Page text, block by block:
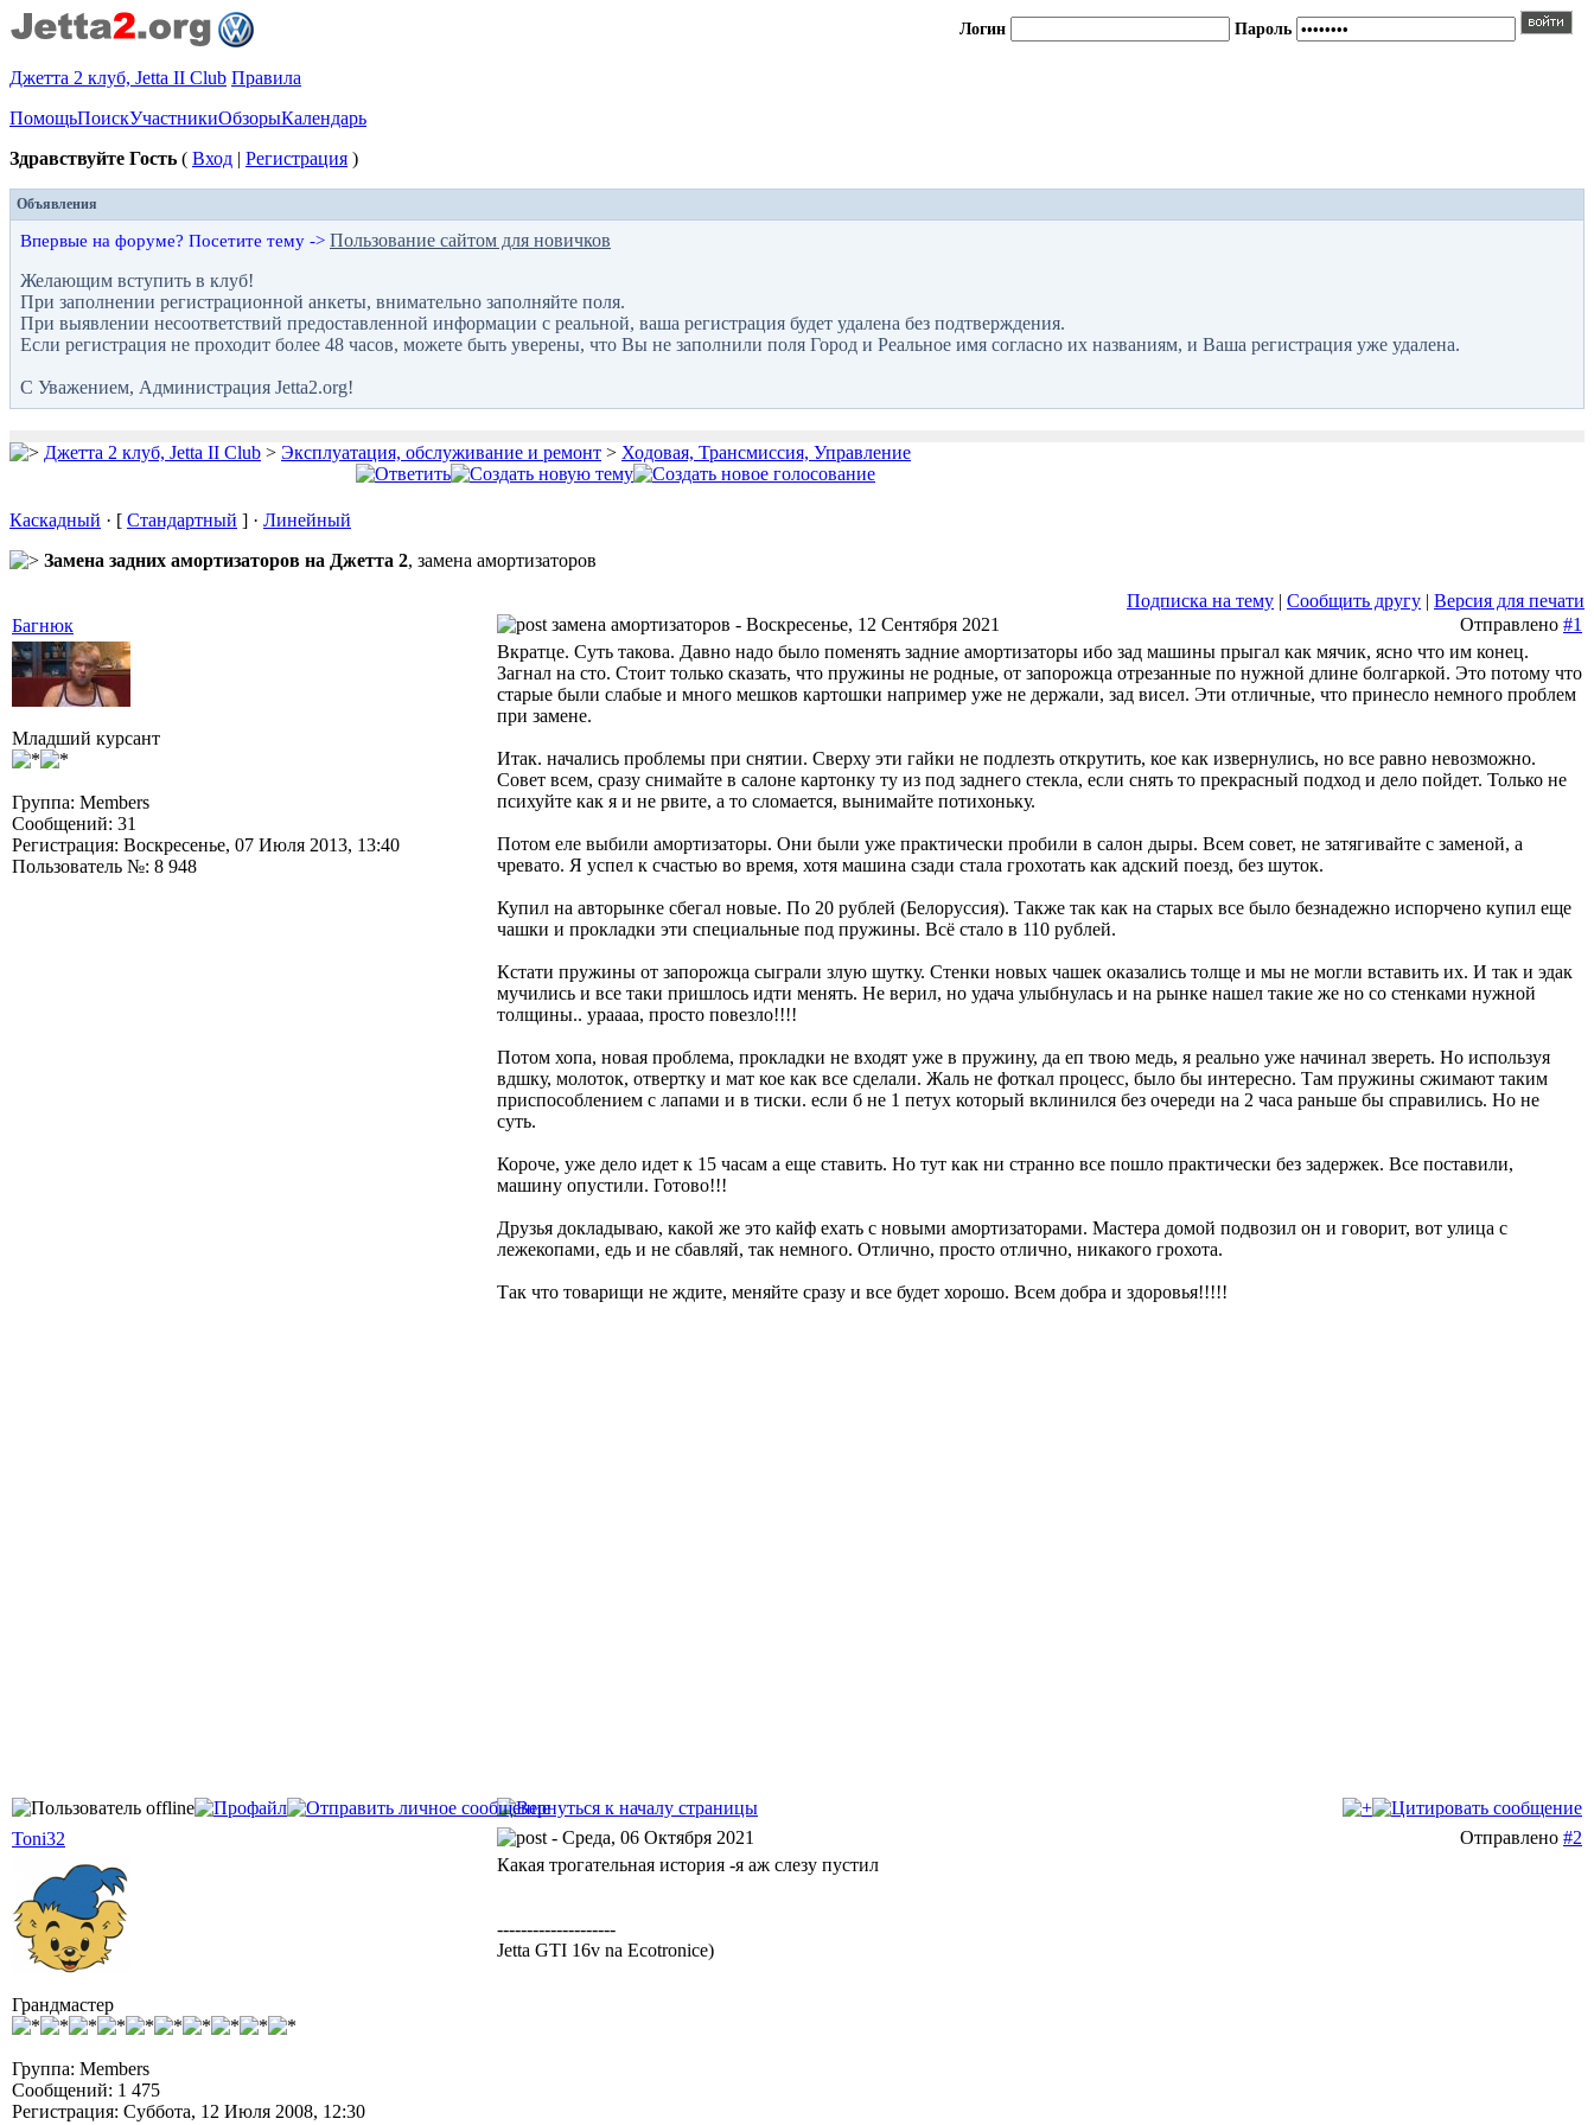
Логин Пароль
Джетта 2 клуб, Jetta II Club Правила
ПомощьПоискУчастникиОбзорыКалендарь
Здравствуйте Гость ( Вход | Регистрация )
Объявления
Впервые на форуме? Посетите тему -> Пользование сайтом для новичков
Желающим вступить в клуб!
При заполнении регистрационной анкеты, внимательно заполняйте поля.
При выявлении несоответствий предоставленной информации с реальной, ваша регистрация будет удалена без подтверждения.
Если регистрация не проходит более 48 часов, можете быть уверены, что Вы не заполнили поля Город и Реальное имя согласно их названиям, и Ваша регистрация уже удалена.
С Уважением, Администрация Jetta2.org!
Джетта 2 клуб, Jetta II Club > Эксплуатация, обслуживание и ремонт > Ходовая, Трансмиссия, Управление
Каскадный · [ Стандартный ] · Линейный
Замена задних амортизаторов на Джетта 2, замена амортизаторов
Подписка на тему | Сообщить другу | Версия для печати
Багнюк
замена амортизаторов - Воскресенье, 12 Сентября 2021 Отправлено #1
Младший курсант
Группа: Members
Сообщений: 31
Регистрация: Воскресенье, 07 Июля 2013, 13:40
Пользователь №: 8 948
Вкратце. Суть такова. Давно надо было поменять задние амортизаторы ибо зад машины прыгал как мячик, ясно что им конец.
Загнал на сто. Стоит только сказать, что пружины не родные, от запорожца отрезанные по нужной длине болгаркой. Это потому что
старые были слабые и много мешков картошки например уже не держали, зад висел. Эти отличные, что принесло немного проблем
при замене.
Итак. начались проблемы при снятии. Сверху эти гайки не подлезть открутить, кое как извернулись, но все равно невозможно.
Совет всем, сразу снимайте в салоне картонку ту из под заднего стекла, если снять то прекрасный подход и дело пойдет. Только не
психуйте как я и не рвите, а то сломается, вынимайте потихоньку.
Потом еле выбили амортизаторы. Они были уже практически пробили в салон дыры. Всем совет, не затягивайте с заменой, а
чревато. Я успел к счастью во время, хотя машина сзади стала грохотать как адский поезд, без шуток.
Купил на авторынке сбегал новые. По 20 рублей (Белоруссия). Также так как на старых все было безнадежно испорчено купил еще
чашки и прокладки эти специальные под пружины. Всё стало в 110 рублей.
Кстати пружины от запорожца сыграли злую шутку. Стенки новых чашек оказались толще и мы не могли вставить их. И так и эдак
мучились и все таки пришлось идти менять. Не верил, но удача улыбнулась и на рынке нашел такие же но со стенками нужной
толщины.. ураааа, просто повезло!!!!
Потом хопа, новая проблема, прокладки не входят уже в пружину, да еп твою медь, я реально уже начинал звереть. Но используя
вдшку, молоток, отвертку и мат кое как все сделали. Жаль не фоткал процесс, было бы интересно. Там пружины сжимают таким
приспособлением с лапами и в тиски. если б не 1 петух который вклинился без очереди на 2 часа раньше бы справились. Но не
суть.
Короче, уже дело идет к 15 часам а еще ставить. Но тут как ни странно все пошло практически без задержек. Все поставили,
машину опустили. Готово!!!
Друзья докладываю, какой же это кайф ехать с новыми амортизаторами. Мастера домой подвозил он и говорит, вот улица с
лежекопами, едь и не сбавляй, так немного. Отлично, просто отлично, никакого грохота.
Так что товарищи не ждите, меняйте сразу и все будет хорошо. Всем добра и здоровья!!!!!
Toni32 - Среда, 06 Октября 2021 Отправлено #2
Грандмастер
Группа: Members
Сообщений: 1 475
Регистрация: Суббота, 12 Июля 2008, 12:30
Какая трогательная история -я аж слезу пустил
--------------------
Jetta GTI 16v na Ecotronice)